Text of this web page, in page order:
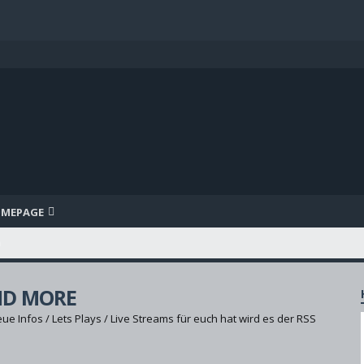
MORE
Infos / Lets Plays / Live Streams für euch hat wird es der RSS